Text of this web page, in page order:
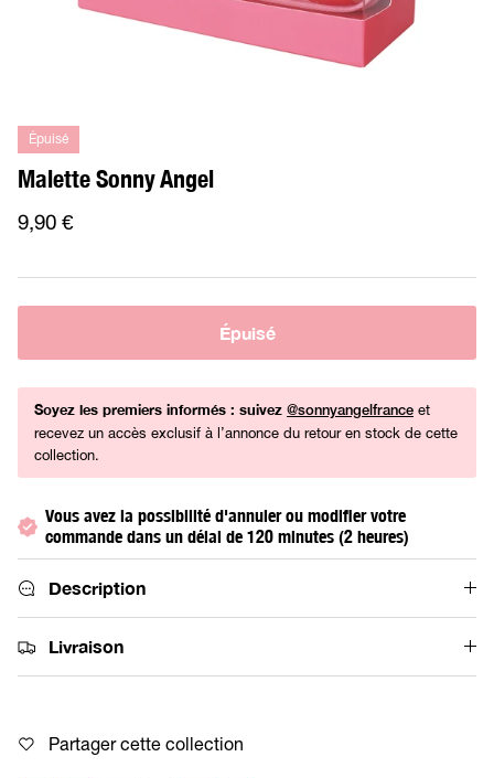
Épuisé
Malette Sonny Angel
9,90 €
Épuisé
Soyez les premiers informés : suivez @sonnyangelfrance et
recevez un accès exclusif à l’annonce du retour en stock de cette
collection.
Vous avez la possibilité d'annuler ou modifier votre
commande dans un délai de 120 minutes (2 heures)
Description
Livraison
Partager cette collection